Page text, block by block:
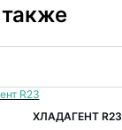
ХЛАДАГЕНТ R23